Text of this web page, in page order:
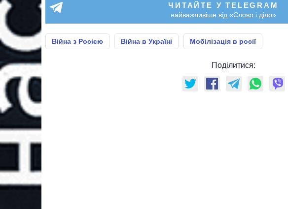
ЧИТАЙТЕ У TELEGRAM
найважливіше від «Слово і діло»
Війна з Росією Війна в Україні Мобілізація в росії
Поділитися: